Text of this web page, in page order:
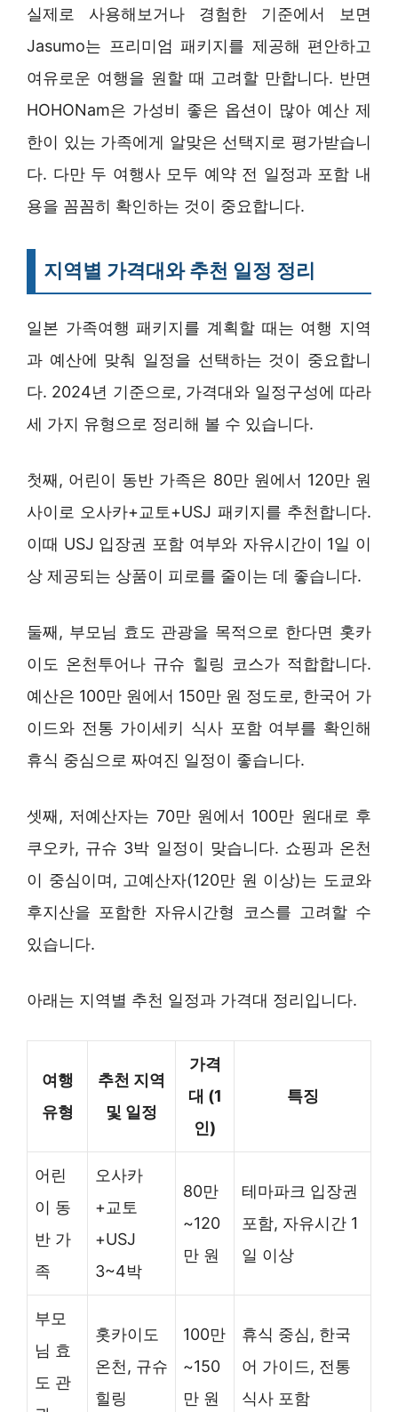
실제로 사용해보거나 경험한 기준에서 보면
Jasumo는 프리미엄 패키지를 제공해 편안하고
여유로운 여행을 원할 때 고려할 만합니다. 반면
HOHONam은 가성비 좋은 옵션이 많아 예산 제
한이 있는 가족에게 알맞은 선택지로 평가받습니
다. 다만 두 여행사 모두 예약 전 일정과 포함 내
용을 꼼꼼히 확인하는 것이 중요합니다.
지역별 가격대와 추천 일정 정리
일본 가족여행 패키지를 계획할 때는 여행 지역
과 예산에 맞춰 일정을 선택하는 것이 중요합니
다. 2024년 기준으로, 가격대와 일정구성에 따라
세 가지 유형으로 정리해 볼 수 있습니다.
첫째, 어린이 동반 가족은 80만 원에서 120만 원
사이로 오사카+교토+USJ 패키지를 추천합니다.
이때 USJ 입장권 포함 여부와 자유시간이 1일 이
상 제공되는 상품이 피로를 줄이는 데 좋습니다.
둘째, 부모님 효도 관광을 목적으로 한다면 홋카
이도 온천투어나 규슈 힐링 코스가 적합합니다.
예산은 100만 원에서 150만 원 정도로, 한국어 가
이드와 전통 가이세키 식사 포함 여부를 확인해
휴식 중심으로 짜여진 일정이 좋습니다.
셋째, 저예산자는 70만 원에서 100만 원대로 후
쿠오카, 규슈 3박 일정이 맞습니다. 쇼핑과 온천
이 중심이며, 고예산자(120만 원 이상)는 도쿄와
후지산을 포함한 자유시간형 코스를 고려할 수
있습니다.
아래는 지역별 추천 일정과 가격대 정리입니다.
여행
유형
추천 지역
및 일정
가격
대 (1
인)
특징
어린
이 동
반 가
족
오사카
+교토
+USJ
3~4박
80만
~120
만 원
테마파크 입장권
포함, 자유시간 1
일 이상
부모
님 효
도 관
홋카이도
온천, 규슈
힐링
100만
~150
만 원
휴식 중심, 한국
어 가이드, 전통
식사 포함